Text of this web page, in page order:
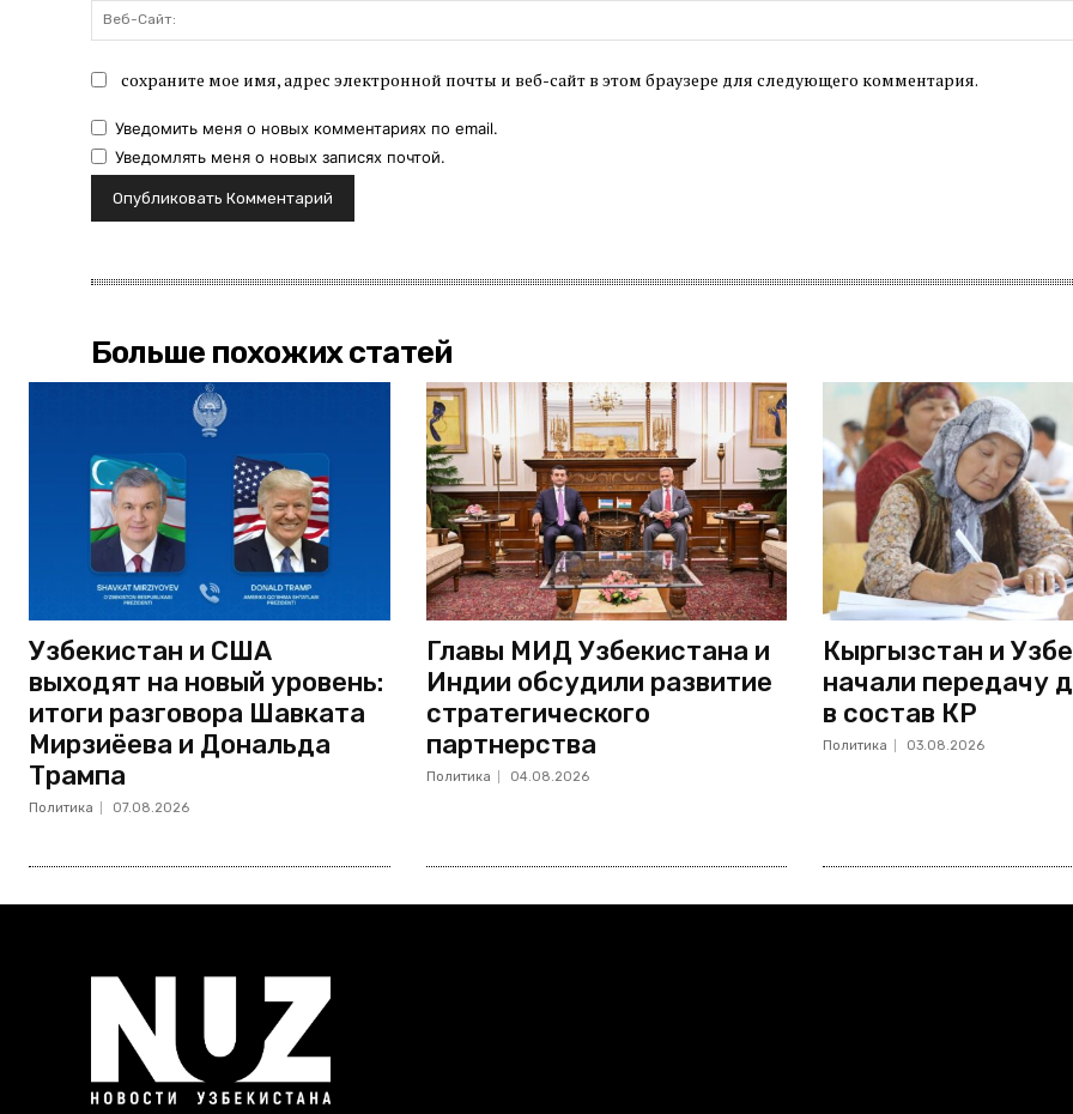
сохраните мое имя, адрес электронной почты и веб-сайт в этом браузере для следующего комментария.
Уведомить меня о новых комментариях по email.
Уведомлять меня о новых записях почтой.
Больше похожих статей
Узбекистан и США
выходят на новый уровень:
итоги разговора Шавката
Мирзиёева и Дональда
Трампа
Политика 07.08.2026
Главы МИД Узбекистана и
Индии обсудили развитие
стратегического
партнерства
Политика 04.08.2026
Кыргызстан и
начали передачу
в состав КР
Политика 03.08.2026